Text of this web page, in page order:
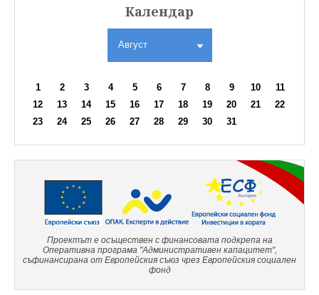
Календар
Август
1 2 3 4 5 6 7 8 9 10
11
12
13 14 15 16 17 18 19 20 21
22
23
24 25 26 27 28 29 30 31
Проектът е осъществен с финансовата подкрепа на
Оперативна програма "Административен капацитет",
съфинансирана от Европейския съюз чрез Европейския социален
фонд